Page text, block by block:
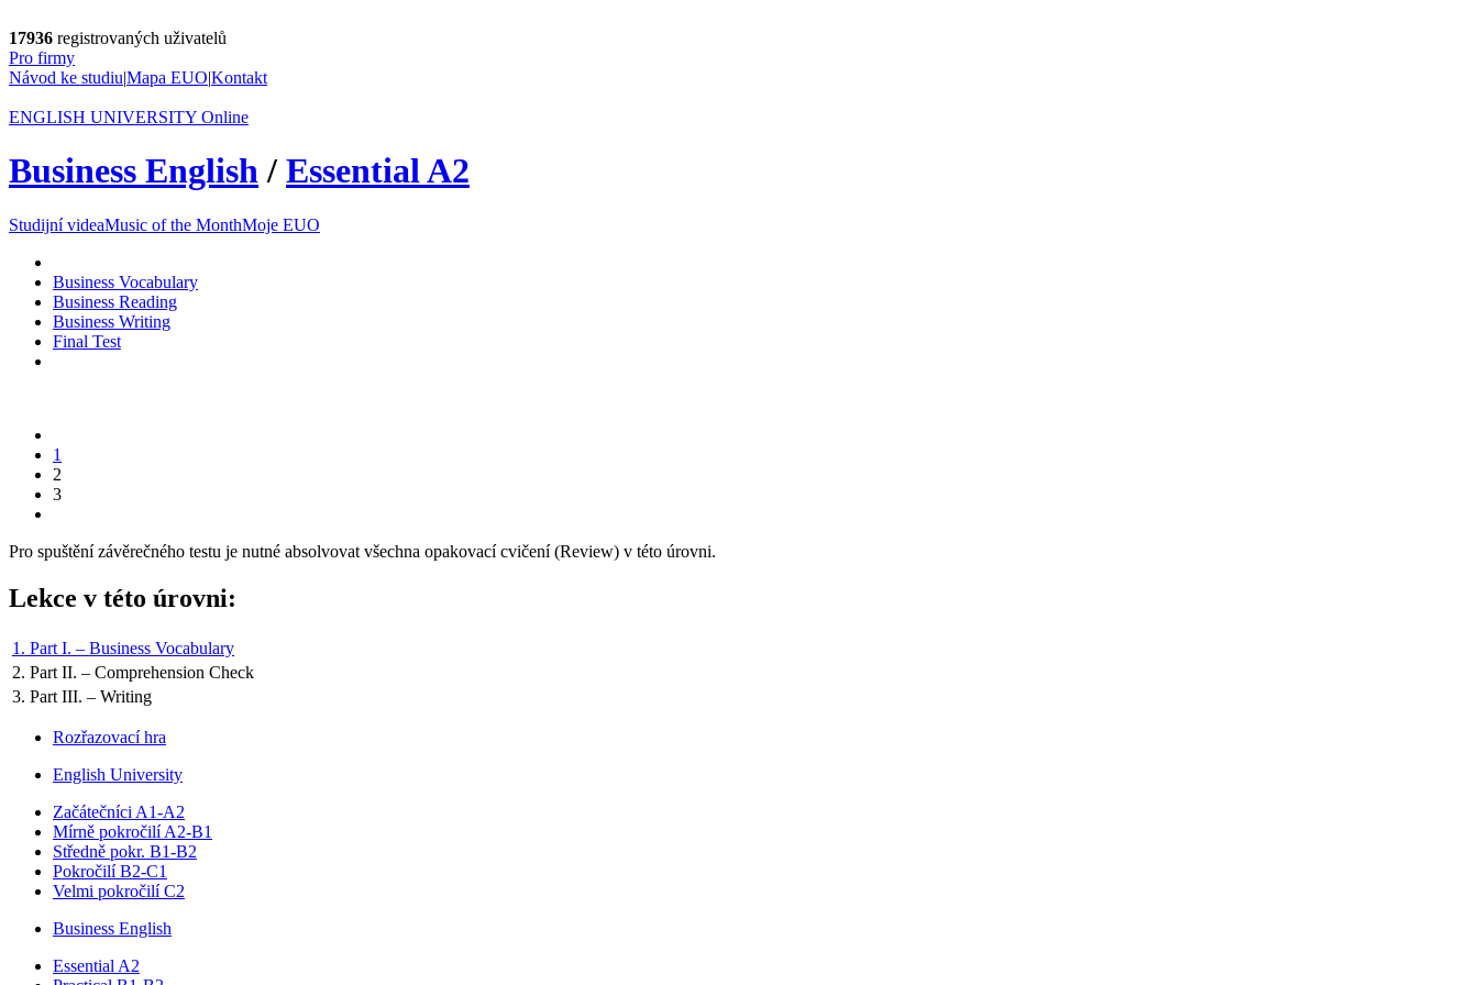
17936 registrovaných uživatelů
Pro firmy
Návod ke studiu|Mapa EUO|Kontakt
ENGLISH UNIVERSITY Online
Business English/ Essential A2
Studijní videaMusic of the MonthMoje EUO
Business Vocabulary
Business Reading
Business Writing
Final Test
1
2
3
Pro spuštění závěrečného testu je nutné absolvovat všechna opakovací cvičení (Review) v této úrovni.
Lekce v této úrovni:
1. Part I. – Business Vocabulary
2. Part II. – Comprehension Check
3. Part III. – Writing
Rozřazovací hra
English University
Začátečníci A1-A2
Mírně pokročilí A2-B1
Středně pokr. B1-B2
Pokročilí B2-C1
Velmi pokročilí C2
Business English
Essential A2